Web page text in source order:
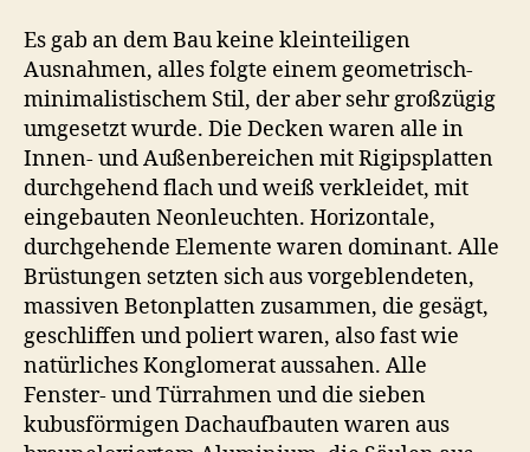
Es gab an dem Bau keine kleinteiligen
Ausnahmen, alles folgte einem geometrisch-
minimalistischem Stil, der aber sehr großzügig
umgesetzt wurde. Die Decken waren alle in
Innen- und Außenbereichen mit Rigipsplatten
durchgehend flach und weiß verkleidet, mit
eingebauten Neonleuchten. Horizontale,
durchgehende Elemente waren dominant. Alle
Brüstungen setzten sich aus vorgeblendeten,
massiven Betonplatten zusammen, die gesägt,
geschliffen und poliert waren, also fast wie
natürliches Konglomerat aussahen. Alle
Fenster- und Türrahmen und die sieben
kubusförmigen Dachaufbauten waren aus